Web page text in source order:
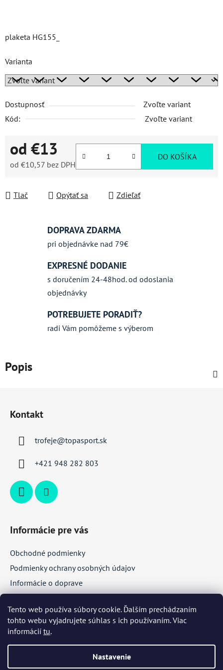
Tento web používa súbory cookie. Ďalším prechádzaním
tohto webu vyjadrujete súhlas s ich používaním. Viac
informácií tu.
Nastavenie
plaketa HG155_
Varianta
Dostupnosť
Zvoľte variant
Kód:
Zvoľte variant
od €13
od €10,57 bez DPH
DO KOŠÍKA
Tlač Opýtať sa Zdieľať
DOPRAVA ZDARMA
pri objednávke nad 79€
EXPRESNÉ DODANIE
s doručením 24-48hod. od odoslania
objednávky
POTREBUJETE PORADIŤ?
radi Vám pomôžeme s výberom
Popis
Kontakt
trofeje@topasport.sk
+421 948 282 803
Informácie pre vás
Obchodné podmienky
Podmienky ochrany osobných údajov
Informácie o doprave
Facebook